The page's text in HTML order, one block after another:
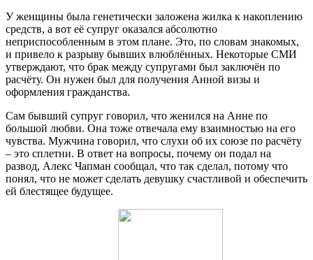
У женщины была генетически заложена жилка к накоплению
средств, а вот её супруг оказался абсолютно
неприспособленным в этом плане. Это, по словам знакомых,
и привело к разрыву бывших влюблённых. Некоторые СМИ
утверждают, что брак между супругами был заключён по
расчёту. Он нужен был для получения Анной визы и
оформления гражданства.
Сам бывший супруг говорил, что женился на Анне по
большой любви. Она тоже отвечала ему взаимностью на его
чувства. Мужчина говорил, что слухи об их союзе по расчёту
– это сплетни. В ответ на вопросы, почему он подал на
развод, Алекс Чапман сообщал, что так сделал, потому что
понял, что не может сделать девушку счастливой и обеспечить
ей блестящее будущее.